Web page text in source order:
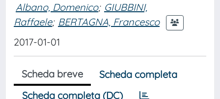
Albano, Domenico; GIUBBINI,
Raffaele; BERTAGNA, Francesco
2017-01-01
Scheda breve
Scheda completa
Scheda completa (DC)